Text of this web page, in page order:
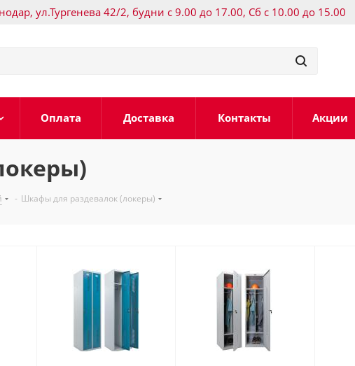
ул.Тургенева 42/2, будни с 9.00 до 17.00, Сб с 10.00 до 15.00
Оплата Доставка Контакты Акции
- Шкафы для раздевалок (локеры)